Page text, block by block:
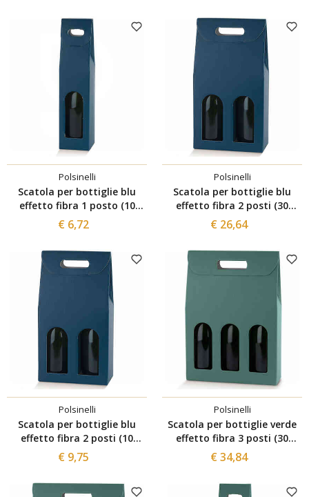
Polsinelli
Scatola per bottiglie blu
effetto fibra 1 posto (10
pezzi)
€ 6,72
Polsinelli
Scatola per bottiglie blu
effetto fibra 2 posti (30
pezzi)
€ 26,64
Polsinelli
Scatola per bottiglie blu
effetto fibra 2 posti (10
pezzi)
€ 9,75
Polsinelli
Scatola per bottiglie verde
effetto fibra 3 posti (30
pezzi)
€ 34,84